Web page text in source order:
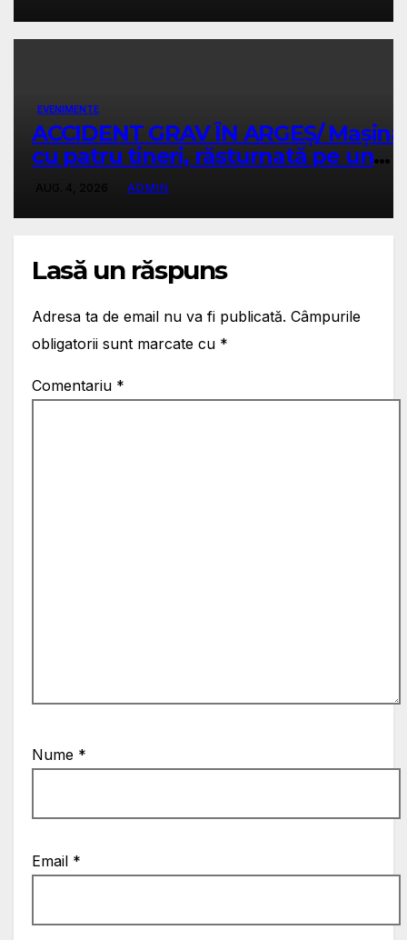
EVENIMENTE
ACCIDENT GRAV ÎN ARGEȘ/ Mașină
cu patru tineri, răsturnată pe un
câmp la Micești/ Doi sunt în stare
ADMIN
Lasă un răspuns
Adresa ta de email nu va fi publicată. Câmpurile
obligatorii sunt marcate cu *
Comentariu *
Nume *
Email *